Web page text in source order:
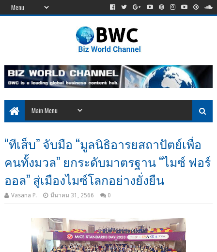
“ทีเส็บ” จับมือ “มูลนิธิอารยสถาปัตย์เพื่อ
คนทั้งมวล” ยกระดับมาตรฐาน “ไมซ์ ฟอร์
ออล” สู่เมืองไมซ์โลกอย่างยั่งยืน
Vasana P. มีนาคม 31, 2566 0